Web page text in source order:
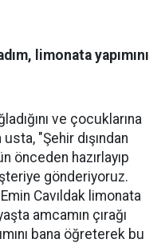
limonata yapımını
ve çocuklarına
"Şehir dışından
önceden hazırlayıp
gönderiyoruz.
Cavıldak limonata
amcamın çırağı
bana öğreterek bu